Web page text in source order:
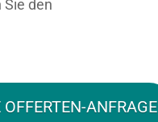
den
ANFRAGE